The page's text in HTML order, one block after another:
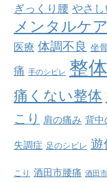
ぎっくり腰 やさ
メンタルケア
医療 体調不良 坐
痛 手のシビレ 整体
痛くない整体
こり 肩の痛み 背中
失調症 足のシビレ 遊
こり 酒田市腰痛 酒田